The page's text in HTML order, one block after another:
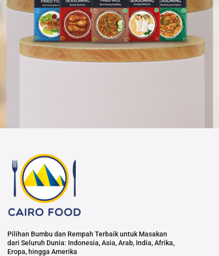
Pilihan Bumbu dan Rempah Terbaik untuk Masakan
dari Seluruh Dunia: Indonesia, Asia, Arab, India, Afrika,
Eropa, hingga Amerika